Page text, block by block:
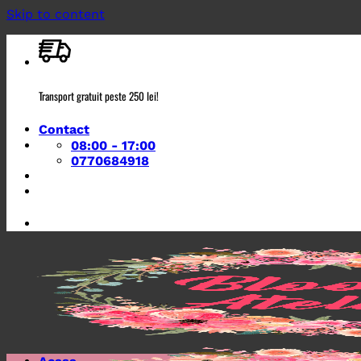
Skip to content
Transport gratuit peste 250 lei!
Contact
08:00 - 17:00
0770684918